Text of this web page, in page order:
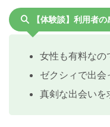
【体験談】利用者の
女性も有料なの
ゼクシィで出
真剣な出会いを